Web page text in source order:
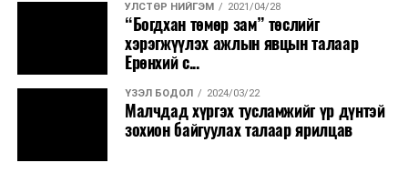
УЛСТӨР НИЙГЭМ 2021/04/28
“Богдхан төмөр зам” төслийг
хэрэгжүүлэх ажлын явцын талаар
Ерөнхий с...
ҮЗЭЛ БОДОЛ 2024/03/22
Малчдад хүргэх тусламжийг үр дүнтэй
зохион байгуулах талаар ярилцав